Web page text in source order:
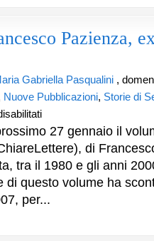
Pazienza,
Gabriella Pasqualini ,
Nuove Pubblicazioni, Storie di
su
versione
di
Francesco
ex
27 gennaio il
di
tra il 1980 e gli anni
di questo volume ha
per...